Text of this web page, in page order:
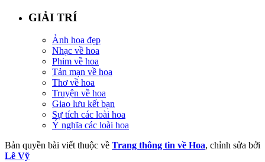
GIẢI TRÍ
Ảnh hoa đẹp
Nhạc về hoa
Phim về hoa
Tản mạn về hoa
Thơ về hoa
Truyện về hoa
Giao lưu kết bạn
Sự tích các loài hoa
Ý nghĩa các loài hoa
Bản quyền bài viết thuộc về Trang thông tin về Hoa, chỉnh sửa bởi
Lê Vỹ